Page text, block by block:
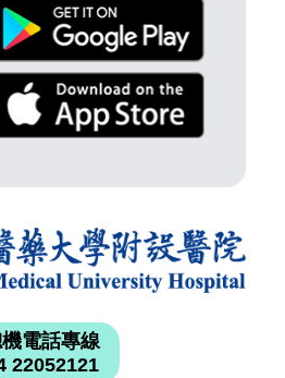
電話專線
22052121